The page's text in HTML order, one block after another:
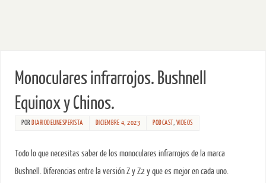
Monoculares infrarrojos. Bushnell
Equinox y Chinos.
POR DIARIODEUNESPERISTA DICIEMBRE 4, 2023 PODCAST, VIDEOS
Todo lo que necesitas saber de los monoculares infrarrojos de la marca
Bushnell. Diferencias entre la versión Z y Z2 y que es mejor en cada uno.